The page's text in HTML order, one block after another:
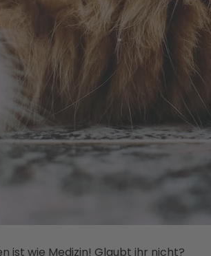
ist wie Medizin! Glaubt ihr nicht?